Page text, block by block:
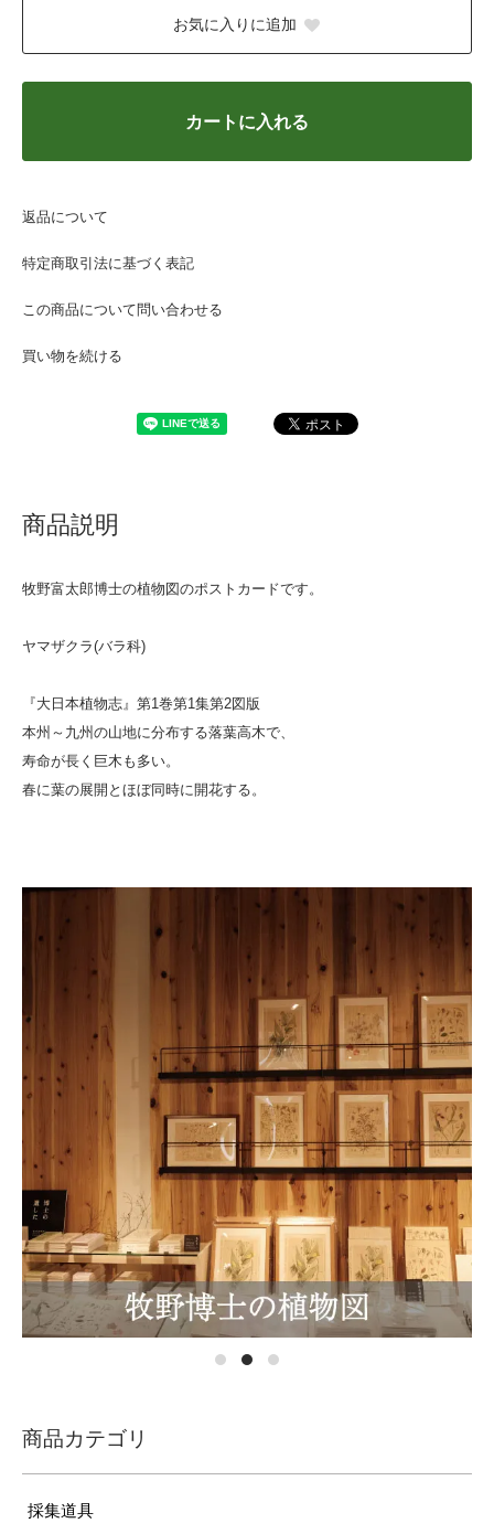
お気に入りに追加
カートに入れる
返品について
特定商取引法に基づく表記
この商品について問い合わせる
買い物を続ける
商品説明
牧野富太郎博士の植物図のポストカードです。
ヤマザクラ(バラ科)
『大日本植物志』第1巻第1集第2図版
本州～九州の山地に分布する落葉高木で、
寿命が長く巨木も多い。
春に葉の展開とほぼ同時に開花する。
商品カテゴリ
採集道具